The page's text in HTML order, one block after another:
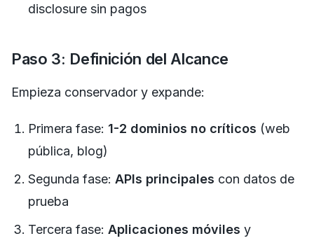
disclosure sin pagos
Paso 3: Definición del Alcance
Empieza conservador y expande:
Primera fase: 1-2 dominios no críticos (web
pública, blog)
Segunda fase: APIs principales con datos de
prueba
Tercera fase: Aplicaciones móviles y